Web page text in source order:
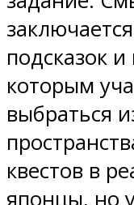
подсказок
которым
выбраться
квестов в
японцы, но